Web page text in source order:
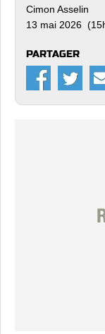
Cimon Asselin
13 mai 2026
PARTAGER